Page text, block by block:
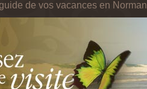
guide de vos vacances en